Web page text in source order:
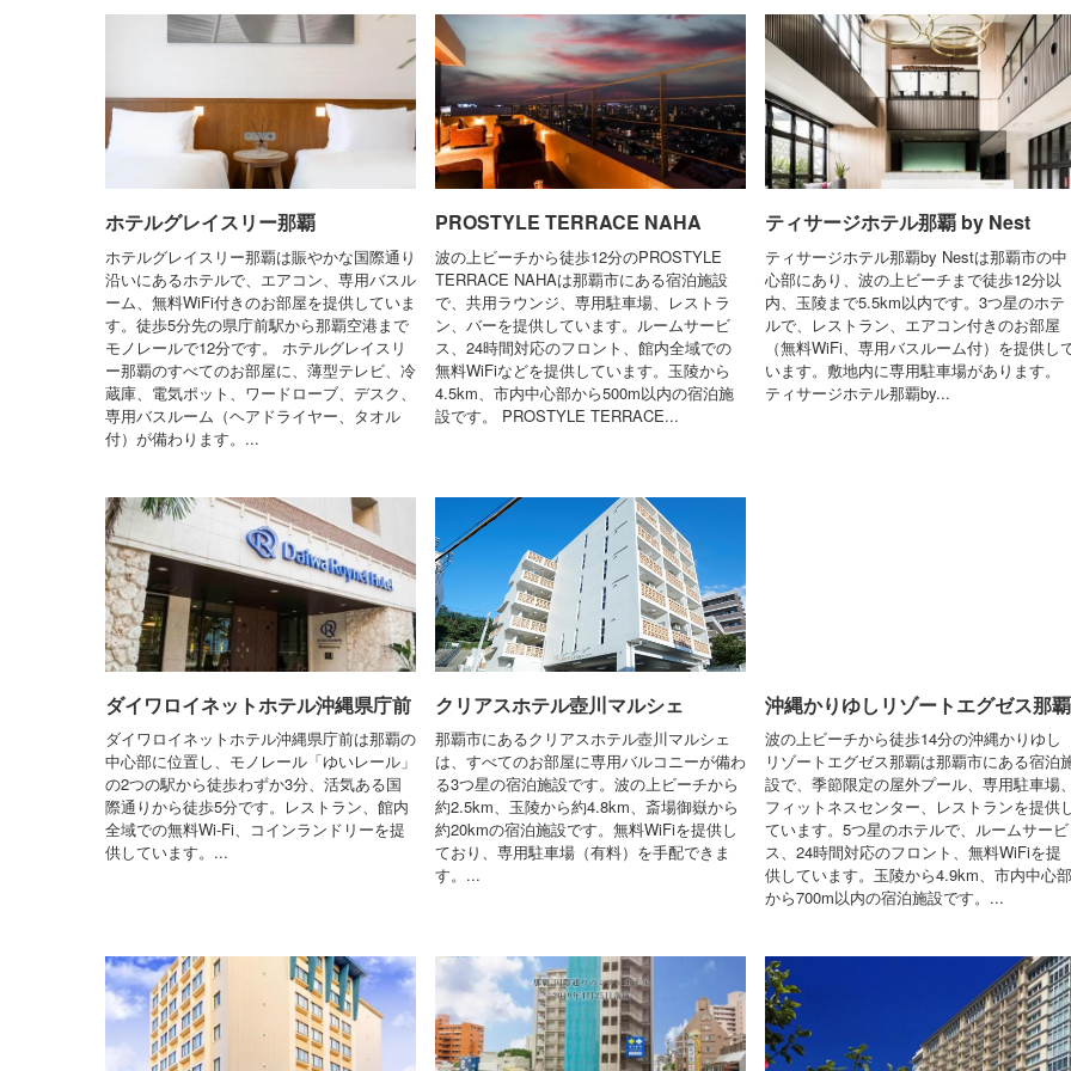
ホテルグレイスリー那覇
ホテルグレイスリー那覇は賑やかな国際通り
沿いにあるホテルで、エアコン、専用バスル
ーム、無料WiFi付きのお部屋を提供していま
す。徒歩5分先の県庁前駅から那覇空港まで
モノレールで12分です。 ホテルグレイスリ
ー那覇のすべてのお部屋に、薄型テレビ、冷
蔵庫、電気ポット、ワードローブ、デスク、
専用バスルーム（ヘアドライヤー、タオル
付）が備わります。...
PROSTYLE TERRACE NAHA
波の上ビーチから徒歩12分のPROSTYLE
TERRACE NAHAは那覇市にある宿泊施設
で、共用ラウンジ、専用駐車場、レストラ
ン、バーを提供しています。ルームサービ
ス、24時間対応のフロント、館内全域での
無料WiFiなどを提供しています。玉陵から
4.5km、市内中心部から500m以内の宿泊施
設です。 PROSTYLE TERRACE...
ティサージホテル那覇 by Nest
ティサージホテル那覇by Nestは那覇市の中
心部にあり、波の上ビーチまで徒歩12分以
内、玉陵まで5.5km以内です。3つ星のホテ
ルで、レストラン、エアコン付きのお部屋
（無料WiFi、専用バスルーム付）を提供し
います。敷地内に専用駐車場があります。
ティサージホテル那覇by...
ダイワロイネットホテル沖縄県庁前
ダイワロイネットホテル沖縄県庁前は那覇の
中心部に位置し、モノレール「ゆいレール」
の2つの駅から徒歩わずか3分、活気ある国
際通りから徒歩5分です。レストラン、館内
全域での無料Wi-Fi、コインランドリーを提
供しています。...
クリアスホテル壺川マルシェ
那覇市にあるクリアスホテル壺川マルシェ
は、すべてのお部屋に専用バルコニーが備わ
る3つ星の宿泊施設です。波の上ビーチから
約2.5km、玉陵から約4.8km、斎場御嶽から
約20kmの宿泊施設です。無料WiFiを提供し
ており、専用駐車場（有料）を手配できま
す。...
沖縄かりゆしリゾートエグゼス那覇
波の上ビーチから徒歩14分の沖縄かりゆし
リゾートエグゼス那覇は那覇市にある宿泊
設で、季節限定の屋外プール、専用駐車場
フィットネスセンター、レストランを提供
ています。5つ星のホテルで、ルームサービ
ス、24時間対応のフロント、無料WiFiを提
供しています。玉陵から4.9km、市内中心部
から700m以内の宿泊施設です。...